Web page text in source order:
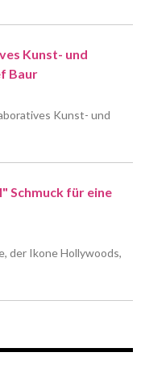
Kunst- und
Baur
Kunst- und
Schmuck für eine
der Ikone Hollywoods,